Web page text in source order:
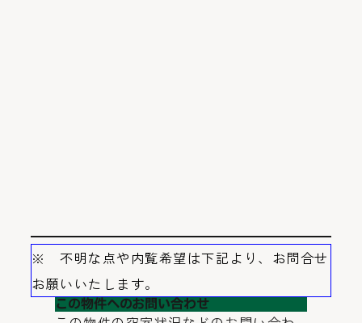
※ 不明な点や内覧希望は下記より、お問合せ
お願いいたします。
この物件へのお問い合わせ